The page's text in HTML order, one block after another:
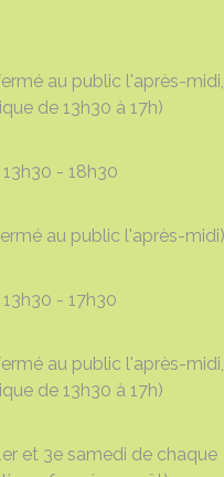
au public l'après-midi,
de 13h30 à 17h)
13h30 - 18h30
au public l'après-midi)
13h30 - 17h30
au public l'après-midi,
de 13h30 à 17h)
et 3e samedi de chaque